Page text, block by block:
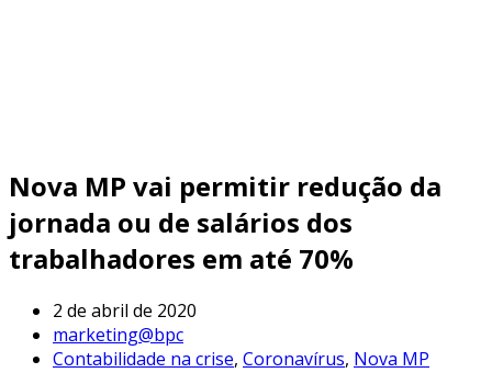
Nova MP vai permitir redução da
jornada ou de salários dos
trabalhadores em até 70%
2 de abril de 2020
marketing@bpc
Contabilidade na crise, Coronavírus, Nova MP